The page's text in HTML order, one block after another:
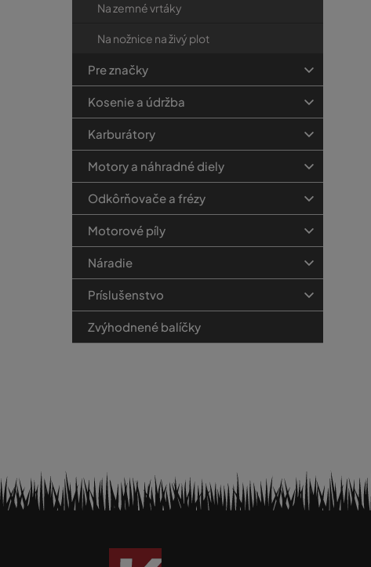
Na zemné vrtáky
Na nožnice na živý plot
Pre značky
Kosenie a údržba
Karburátory
Motory a náhradné diely
Odkôrňovače a frézy
Motorové píly
Náradie
Príslušenstvo
Zvýhodnené balíčky